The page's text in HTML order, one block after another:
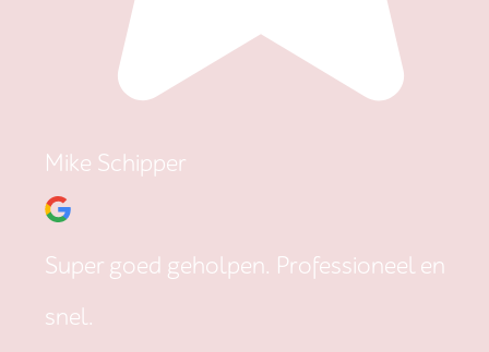
Mike Schipper
Super goed geholpen. Professioneel en
snel.